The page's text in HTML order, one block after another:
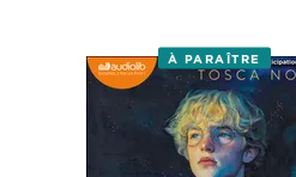
À PARAÎTRE